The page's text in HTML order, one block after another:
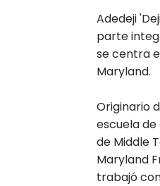
Adedeji
parte
se centra
Maryland.
Originario
escuela
de Middle
Maryland
trabajó